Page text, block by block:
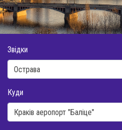
Звідки
Куди